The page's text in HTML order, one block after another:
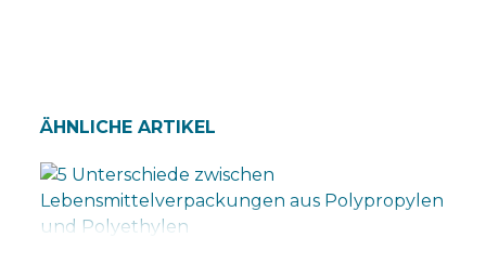
ÄHNLICHE ARTIKEL